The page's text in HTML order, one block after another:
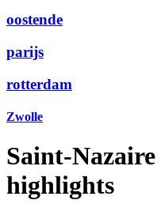
oostende
parijs
rotterdam
Zwolle
Saint-Nazaire
highlights